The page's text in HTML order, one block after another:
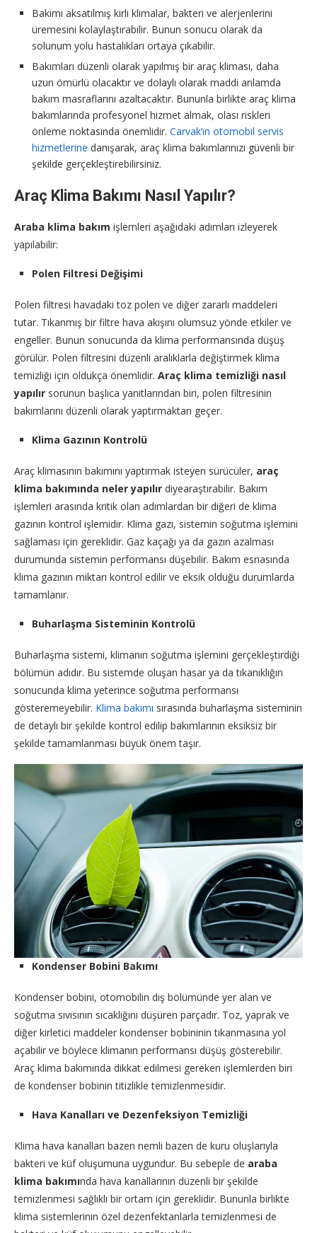
Bakımı aksatılmış kirli klimalar, bakteri ve alerjenlerini
üremesini kolaylaştırabilir. Bunun sonucu olarak da
solunum yolu hastalıkları ortaya çıkabilir.
Bakımları düzenli olarak yapılmış bir araç kliması, daha
uzun ömürlü olacaktır ve dolaylı olarak maddi anlamda
bakım masraflarını azaltacaktır. Bununla birlikte araç klima
bakımlarında profesyonel hizmet almak, olası riskleri
önleme noktasında önemlidir. Carvak’ın otomobil servis
hizmetlerine danışarak, araç klima bakımlarınızı güvenli bir
şekilde gerçekleştirebilirsiniz.
Araç Klima Bakımı Nasıl Yapılır?
Araba klima bakım işlemleri aşağıdaki adımları izleyerek
yapılabilir:
Polen Filtresi Değişimi
Polen filtresi havadaki toz polen ve diğer zararlı maddeleri
tutar. Tıkanmış bir filtre hava akışını olumsuz yönde etkiler ve
engeller. Bunun sonucunda da klima performansında düşüş
görülür. Polen filtresini düzenli aralıklarla değiştirmek klima
temizliği için oldukça önemlidir. Araç klima temizliği nasıl
yapılır sorunun başlıca yanıtlarından biri, polen filtresinin
bakımlarını düzenli olarak yaptırmaktan geçer.
Klima Gazının Kontrolü
Araç klimasının bakımını yaptırmak isteyen sürücüler, araç
klima bakımında neler yapılır diyearaştırabilir. Bakım
işlemleri arasında kritik olan adımlardan bir diğeri de klima
gazının kontrol işlemidir. Klima gazı, sistemin soğutma işlemini
sağlaması için gereklidir. Gaz kaçağı ya da gazın azalması
durumunda sistemin performansı düşebilir. Bakım esnasında
klima gazının miktarı kontrol edilir ve eksik olduğu durumlarda
tamamlanır.
Buharlaşma Sisteminin Kontrolü
Buharlaşma sistemi, klimanın soğutma işlemini gerçekleştirdiği
bölümün adıdır. Bu sistemde oluşan hasar ya da tıkanıklığın
sonucunda klima yeterince soğutma performansı
gösteremeyebilir. Klima bakımı sırasında buharlaşma sisteminin
de detaylı bir şekilde kontrol edilip bakımlarının eksiksiz bir
şekilde tamamlanması büyük önem taşır.
Kondenser Bobini Bakımı
Kondenser bobini, otomobilin dış bölümünde yer alan ve
soğutma sıvısının sıcaklığını düşüren parçadır. Toz, yaprak ve
diğer kirletici maddeler kondenser bobininin tıkanmasına yol
açabilir ve böylece klimanın performansı düşüş gösterebilir.
Araç klima bakımında dikkat edilmesi gereken işlemlerden biri
de kondenser bobinin titizlikle temizlenmesidir.
Hava Kanalları ve Dezenfeksiyon Temizliği
Klima hava kanalları bazen nemli bazen de kuru oluşlarıyla
bakteri ve küf oluşumuna uygundur. Bu sebeple de araba
klima bakımında hava kanallarının düzenli bir şekilde
temizlenmesi sağlıklı bir ortam için gereklidir. Bununla birlikte
klima sistemlerinin özel dezenfektanlarla temizlenmesi de